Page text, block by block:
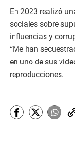
En 2023 realizó
sociales sobre
influencias y
“Me han
en uno de sus
reproducciones.